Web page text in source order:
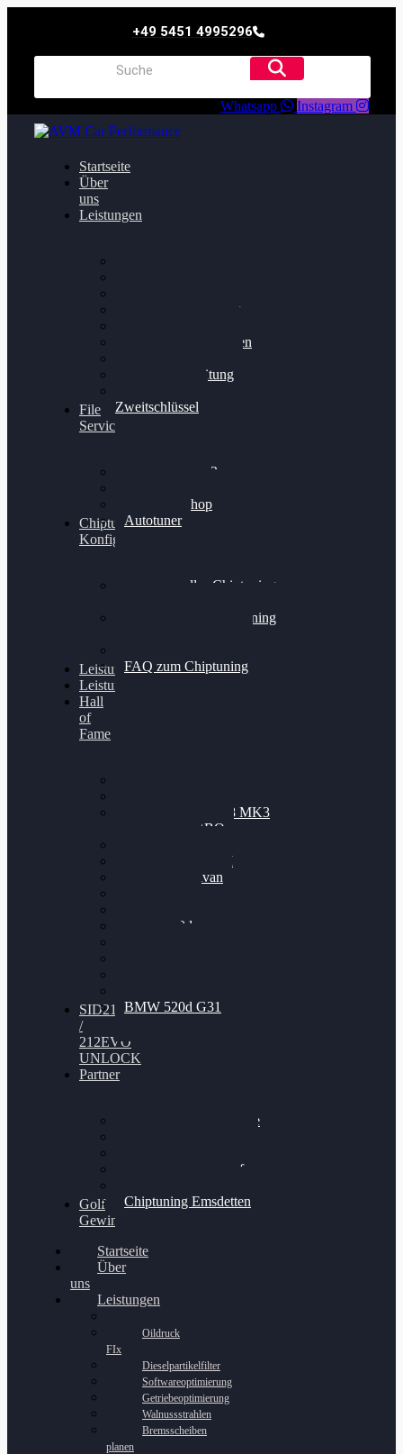
+49 5451 4995296
Whatsapp Instagram
Startseite
Über
uns
Leistungen
Getriebeoptimierung
Bremsscheiben planen
Felgenaufbereitung
Zweitschlüssel
File
Service
Alientech Kess3
Alientech Shop
Autotuner
Chiptuning
Konfigurator
Professionelles Chiptuning
Professionelles Chiptuning
FAQ zum Chiptuning
Leistungsmessung
Leistungsprüfstand
Hall
of
Fame
Nissan GT-R35 3.8 MK3
V6 TWINTURBO
VW Passat 2.0TDI
VW T6 Multivan
BMW 120d
BMW 520d G31
SID212
/
212EVO
UNLOCK
Partner
Bilgenroth Performance
Chiptuning Schüttorf
Chiptuning Emsdetten
Golf
Gewinnspiel
Startseite
Über
uns
Leistungen
Oildruck
FIx
Dieselpartikelfilter
Softwareoptimierung
Getriebeoptimierung
Walnussstrahlen
Bremsscheiben
planen